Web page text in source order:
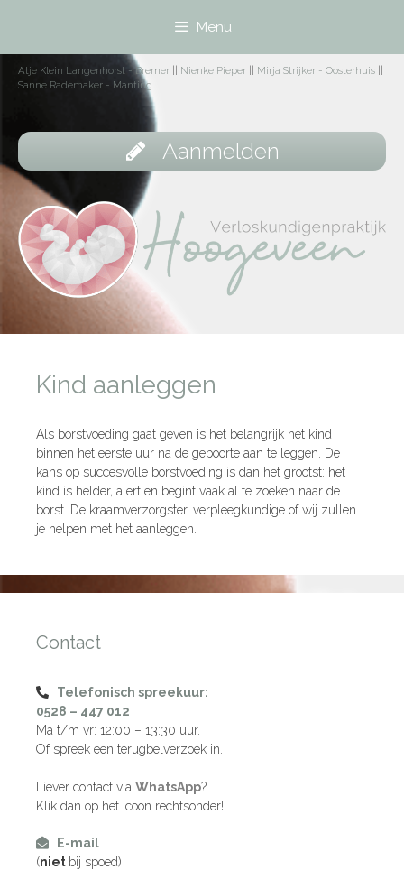
Menu
Atje Klein Langenhorst - Bremer Nienke Pieper Mirja Strijker - Oosterhuis
Sanne Rademaker - Manting
Aanmelden
Kind aanleggen
Als borstvoeding gaat geven is het belangrijk het kind
binnen het eerste uur na de geboorte aan te leggen. De
kans op succesvolle borstvoeding is dan het grootst: het
kind is helder, alert en begint vaak al te zoeken naar de
borst. De kraamverzorgster, verpleegkundige of wij zullen
je helpen met het aanleggen.
Contact
Telefonisch spreekuur:
0528 – 447 012
Ma t/m vr: 12:00 – 13:30 uur.
Of spreek een terugbelverzoek in.
Liever contact via WhatsApp?
Klik dan op het icoon rechtsonder!
E-mail
(niet bij spoed)